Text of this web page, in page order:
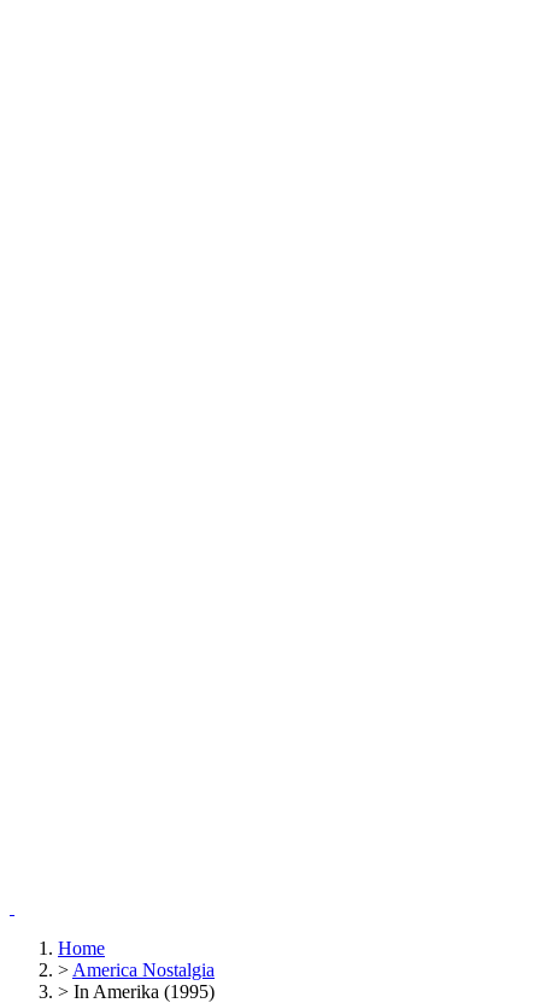
Home
> America Nostalgia
> In Amerika (1995)